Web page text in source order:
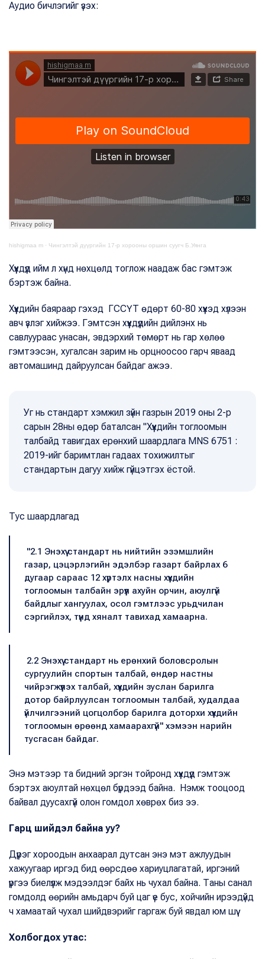
Аудио бичлэгийг үзэх:
hishigmaa m · Чингэлтэй дүүргийн 17-р хорооны оршин суугч Б.Уянга
Хүүхдүүд ийм л хүнд нөхцөлд тоглож наадаж бас гэмтэж
бэртэж байна.
Хүүхдийн баяраар гэхэд ГССҮТ өдөрт 60-80 хүүхэд хүлээн
авч үзлэг хийжээ. Гэмтсэн хүүхдүүдийн дийлэнх нь
савлуураас унасан, эвдэрхий төмөрт нь гар хөлөө
гэмтээсэн, хугалсан зарим нь орцноосоо гарч яваад
автомашинд дайруулсан байдаг ажээ.
Уг нь стандарт хэмжил зүйн газрын 2019 оны 2-р
сарын 28ны өдөр баталсан "Хүүхдийн тоглоомын
талбайд тавигдах ерөнхий шаардлага MNS 6751 :
2019-ийг баримтлан гадаах тохижилтыг
стандартын дагуу хийж гүйцэтгэх ёстой.
Тус шаардлагад
"2.1 Энэхүү стандарт нь нийтийн эзэмшлийн
газар, цэцэрлэгийн эдэлбэр газарт байрлах 6
дугаар сараас 12 хүртэлх насны хүүхдийн
тоглоомын талбайн эрүүл ахуйн орчин, аюулгүй
байдлыг хангуулах, осол гэмтлээс урьдчилан
сэргийлэх, түүнд хяналт тавихад хамаарна.
2.2 Энэхүү стандарт нь ерөнхий боловсролын
сургуулийн спортын талбай, өндөр настны
чийрэгжүүлэх талбай, хүүхдийн зуслан барилга
дотор байрлуулсан тоглоомын талбай, худалдаа
үйлчилгээний цогцолбор барилга доторхи хүүхдийн
тоглоомын өрөөнд хамаарахгүй" хэмээн нарийн
тусгасан байдаг.
Энэ мэтээр та бидний эргэн тойронд хүүхдүүд гэмтэж
бэртэх аюултай нөхцөл бүрдээд байна. Нэмж тооцоод
байвал дуусахгүй олон гомдол хөврөх биз ээ.
Гарц шийдэл байна уу?
Дүүрэг хороодын анхаарал дутсан энэ мэт ажлуудын
хажуугаар иргэд бид өөрсдөө хариуцлагатай, иргэний
үүргээ биелүүлж мэдээлдэг байх нь чухал байна. Таны санал
гомдолд өөрийн амьдарч буй цаг үе бус, хойчийн ирээдүйд
ч хамаатай чухал шийдвэрийг гаргаж буй явдал юм шүү.
Холбогдох утас: